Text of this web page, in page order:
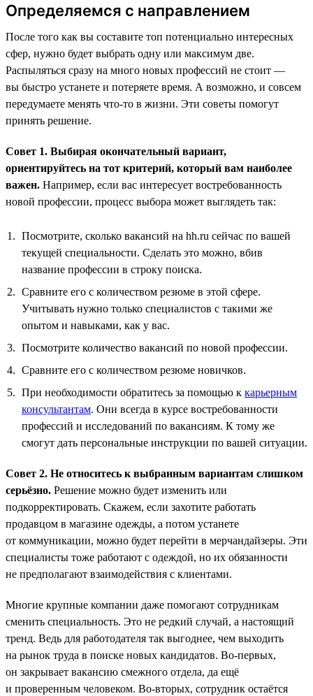
Определяемся с направлением
После того как вы составите топ потенциально интересных
сфер, нужно будет выбрать одну или максимум две.
Распыляться сразу на много новых профессий не стоит —
вы быстро устанете и потеряете время. А возможно, и совсем
передумаете менять что-то в жизни. Эти советы помогут
принять решение.
Совет 1. Выбирая окончательный вариант,
ориентируйтесь на тот критерий, который вам наиболее
важен. Например, если вас интересует востребованность
новой профессии, процесс выбора может выглядеть так:
Посмотрите, сколько вакансий на hh.ru сейчас по вашей
текущей специальности. Сделать это можно, вбив
название профессии в строку поиска.
Сравните его с количеством резюме в этой сфере.
Учитывать нужно только специалистов с такими же
опытом и навыками, как у вас.
Посмотрите количество вакансий по новой профессии.
Сравните его с количеством резюме новичков.
При необходимости обратитесь за помощью к карьерным
консультантам. Они всегда в курсе востребованности
профессий и исследований по вакансиям. К тому же
смогут дать персональные инструкции по вашей ситуации.
Совет 2. Не относитесь к выбранным вариантам слишком
серьёзно. Решение можно будет изменить или
подкорректировать. Скажем, если захотите работать
продавцом в магазине одежды, а потом устанете
от коммуникации, можно будет перейти в мерчандайзеры. Эти
специалисты тоже работают с одеждой, но их обязанности
не предполагают взаимодействия с клиентами.
Многие крупные компании даже помогают сотрудникам
сменить специальность. Это не редкий случай, а настоящий
тренд. Ведь для работодателя так выгоднее, чем выходить
на рынок труда в поиске новых кандидатов. Во-первых,
он закрывает вакансию смежного отдела, да ещё
и проверенным человеком. Во-вторых, сотрудник остаётся